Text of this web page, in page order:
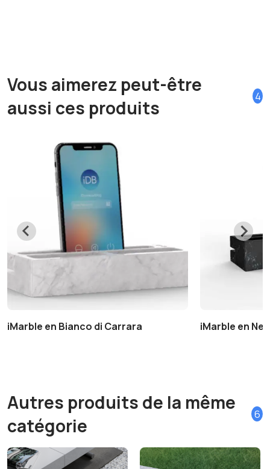
Vous aimerez peut-être
aussi ces produits
4
iMarble en Bianco di Carrara iMarble en
Autres produits de la même
catégorie
6